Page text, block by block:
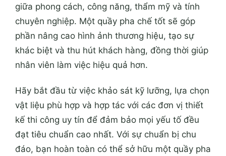
giữa phong cách, công năng, thẩm mỹ và tính
chuyên nghiệp. Một quầy pha chế tốt sẽ góp
phần nâng cao hình ảnh thương hiệu, tạo sự
khác biệt và thu hút khách hàng, đồng thời giúp
nhân viên làm việc hiệu quả hơn.
Hãy bắt đầu từ việc khảo sát kỹ lưỡng, lựa chọn
vật liệu phù hợp và hợp tác với các đơn vị thiết
kế thi công uy tín để đảm bảo mọi yếu tố đều
đạt tiêu chuẩn cao nhất. Với sự chuẩn bị chu
đáo, bạn hoàn toàn có thể sở hữu một quầy pha